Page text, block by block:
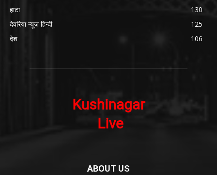
हाटा
130
देवरिया न्यूज़ हिन्दी
125
देश
106
ABOUT US